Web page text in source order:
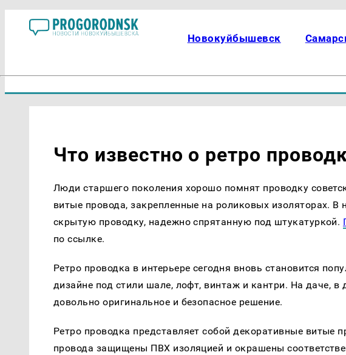
Новокуйбышевск
Что известно о ретро
Люди старшего поколения хорошо помнят проводку
витые провода, закрепленные на роликовых изоляторах. В
скрытую проводку, надежно спрятанную под штукатуркой.
по ссылке.
Ретро проводка в интерьере сегодня вновь становится
дизайне под стили шале, лофт, винтаж и кантри. На даче, в
довольно оригинальное и безопасное решение.
Ретро проводка представляет собой декоративные витые
провода защищены ПВХ изоляцией и окрашены